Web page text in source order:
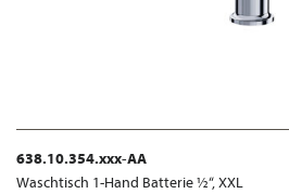
638.10.354.xxx-AA
Waschtisch 1-Hand Batterie ½“, XXL